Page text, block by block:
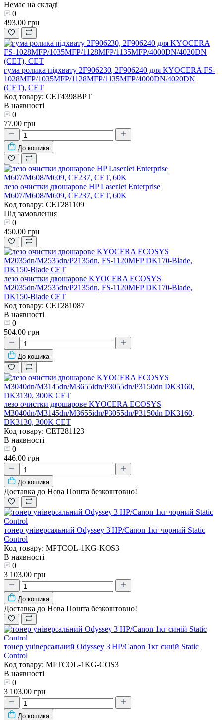
Немає на складі
0
493.00 грн
гума ролика підхвату 2F906230, 2F906240 для KYOCERA FS-
1028MFP/1035MFP/1128MFP/1135MFP/4000DN/4020DN
(CET), CET
Код товару: CET4398BPT
В наявності
0
77.00 грн
До кошика
лезо очистки двошарове HP LaserJet Enterprise
M607/M608/M609, CF237, CET, 60K
Код товару: CET281109
Під замовлення
0
450.00 грн
лезо очистки двошарове KYOCERA ECOSYS
M2035dn/M2535dn/P2135dn, FS-1120MFP DK170-Blade,
DK150-Blade CET
Код товару: CET281087
В наявності
0
504.00 грн
До кошика
лезо очистки двошарове KYOCERA ECOSYS
M3040dn/M3145dn/M3655idn/P3055dn/P3150dn DK3160,
DK3130, 300K CET
Код товару: CET281123
В наявності
0
446.00 грн
До кошика
Доставка до Нова Пошта безкоштовно!
тонер універсальний Odyssey 3 HP/Canon 1кг чорний Static
Control
Код товару: MPTCOL-1KG-KOS3
В наявності
0
3 103.00 грн
До кошика
Доставка до Нова Пошта безкоштовно!
тонер універсальний Odyssey 3 HP/Canon 1кг синій Static
Control
Код товару: MPTCOL-1KG-COS3
В наявності
0
3 103.00 грн
До кошика